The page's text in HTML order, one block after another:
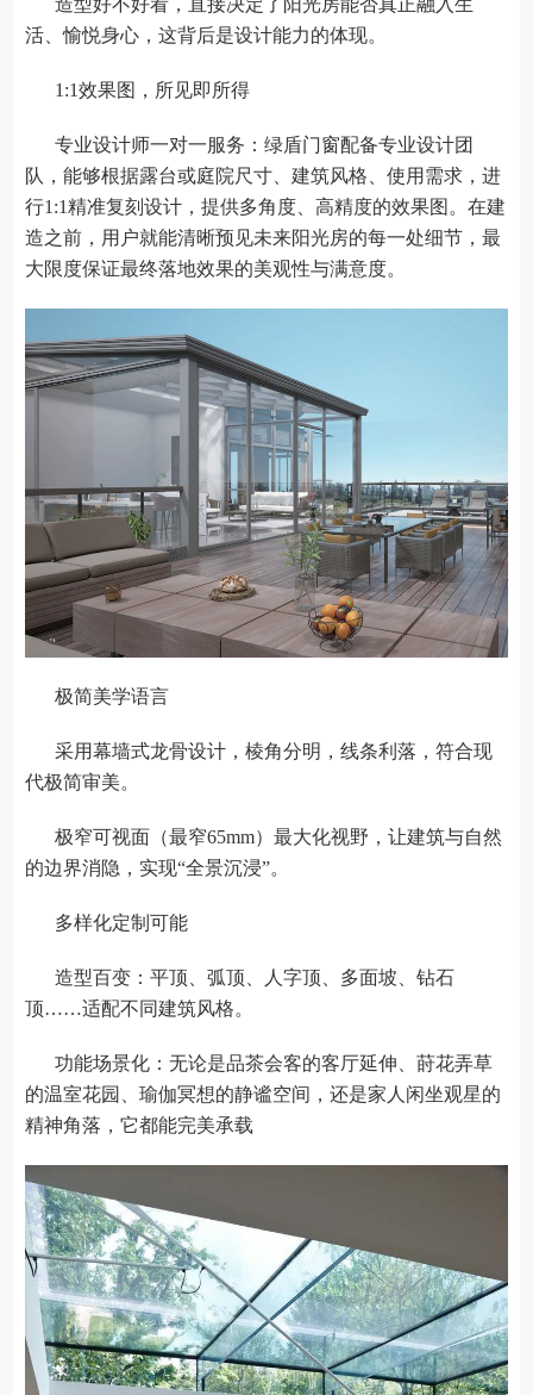
造型好不好看，直接决定了阳光房能否真正融入生
活、愉悦身心，这背后是设计能力的体现。
1:1效果图，所见即所得
专业设计师一对一服务：绿盾门窗配备专业设计团
队，能够根据露台或庭院尺寸、建筑风格、使用需求，进
行1:1精准复刻设计，提供多角度、高精度的效果图。在建
造之前，用户就能清晰预见未来阳光房的每一处细节，最
大限度保证最终落地效果的美观性与满意度。
极简美学语言
采用幕墙式龙骨设计，棱角分明，线条利落，符合现
代极简审美。
极窄可视面（最窄65mm）最大化视野，让建筑与自然
的边界消隐，实现“全景沉浸”。
多样化定制可能
造型百变：平顶、弧顶、人字顶、多面坡、钻石
顶……适配不同建筑风格。
功能场景化：无论是品茶会客的客厅延伸、莳花弄草
的温室花园、瑜伽冥想的静谧空间，还是家人闲坐观星的
精神角落，它都能完美承载